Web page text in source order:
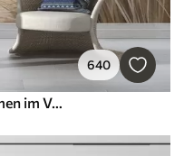
640
Ein Weizenfeld mit weißen Blumen im Vordergrund, ein Strand und das Meer im Hintergrund, neutrale, gedämpfte Pastellfarben